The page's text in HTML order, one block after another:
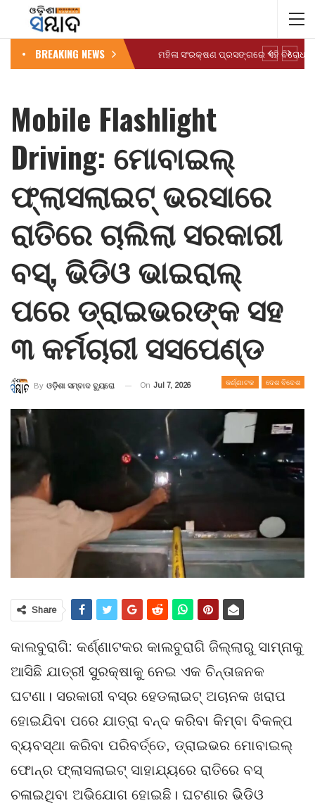
BREAKING NEWS
Mobile Flashlight
Driving: ମୋବାଇଲ୍
ଫ୍ଲାସଲାଇଟ୍ ଭରସାରେ
ରାତିରେ ଚାଲିଲା ସରକାରୀ
ବସ୍, ଭିଡିଓ ଭାଇରାଲ୍
ପରେ ଡ୍ରାଇଭରଙ୍କ ସହ
୩ କର୍ମଚାରୀ ସସପେଣ୍ଡ
କର୍ଣ୍ଣାଟକ ଦେଶ ବିଦେଶ
By ଓଡ଼ିଶା ସମ୍ବାଦ ବ୍ୟୁରୋ On Jul 7, 2026
Share
କାଲବୁରାଗି: କର୍ଣ୍ଣାଟକର କାଲବୁରାଗି ଜିଲ୍ଲାରୁ ସାମ୍ନାକୁ
ଆସିଛି ଯାତ୍ରୀ ସୁରକ୍ଷାକୁ ନେଇ ଏକ ଚିନ୍ତାଜନକ
ଘଟଣା। ସରକାରୀ ବସ୍‌ର ହେଡଲାଇଟ୍ ଅଚାନକ ଖରାପ
ହୋଇଯିବା ପରେ ଯାତ୍ରା ବନ୍ଦ କରିବା କିମ୍ବା ବିକଳ୍ପ
ବ୍ୟବସ୍ଥା କରିବା ପରିବର୍ତ୍ତେ, ଡ୍ରାଇଭର ମୋବାଇଲ୍
ଫୋନ୍‌ର ଫ୍ଲାସଲାଇଟ୍ ସାହାଯ୍ୟରେ ରାତିରେ ବସ୍
ଚଳାଇଥିବା ଅଭିଯୋଗ ହୋଇଛି। ଘଟଣାର ଭିଡିଓ